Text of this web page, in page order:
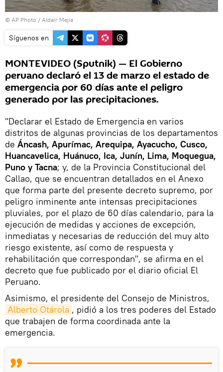
© AP Photo / Aldair Mejia
Síguenos en
MONTEVIDEO (Sputnik) — El Gobierno
peruano declaró el 13 de marzo el estado de
emergencia por 60 días ante el peligro
generado por las precipitaciones.
"Declarar el Estado de Emergencia en varios
distritos de algunas provincias de los departamentos
de Áncash, Apurímac, Arequipa, Ayacucho, Cusco,
Huancavelica, Huánuco, Ica, Junín, Lima, Moquegua,
Puno y Tacna; y, de la Provincia Constitucional del
Callao, que se encuentran detallados en el Anexo
que forma parte del presente decreto supremo, por
peligro inminente ante intensas precipitaciones
pluviales, por el plazo de 60 días calendario, para la
ejecución de medidas y acciones de excepción,
inmediatas y necesarias de reducción del muy alto
riesgo existente, así como de respuesta y
rehabilitación que correspondan", se afirma en el
decreto que fue publicado por el diario oficial El
Peruano.
Asimismo, el presidente del Consejo de Ministros,
Alberto Otárola , pidió a los tres poderes del Estado
que trabajen de forma coordinada ante la
emergencia.